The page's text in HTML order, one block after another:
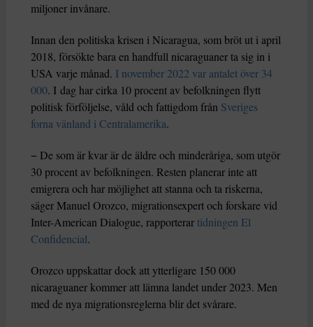
miljoner invånare.
Innan den politiska krisen i Nicaragua, som bröt ut i april
2018, försökte bara en handfull nicaraguaner ta sig in i
USA varje månad. I november 2022 var antalet över 34
000. I dag har cirka 10 procent av befolkningen flytt
politisk förföljelse, våld och fattigdom från Sveriges
forna vänland i Centralamerika.
− De som är kvar är de äldre och minderåriga, som utgör
30 procent av befolkningen. Resten planerar inte att
emigrera och har möjlighet att stanna och ta riskerna,
säger Manuel Orozco, migrationsexpert och forskare vid
Inter-American Dialogue, rapporterar tidningen El
Confidencial.
Orozco uppskattar dock att ytterligare 150 000
nicaraguaner kommer att lämna landet under 2023. Men
med de nya migrationsreglerna blir det svårare.